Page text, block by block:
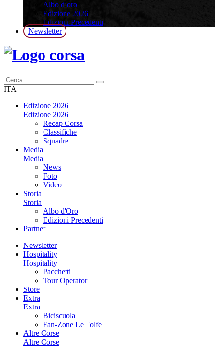
Albo d’oro
Edizione 2026
Edizioni Precedenti
Newsletter
ITA
Edizione 2026
Edizione 2026
Recap Corsa
Classifiche
Squadre
Media
Media
News
Foto
Video
Storia
Storia
Albo d'Oro
Edizioni Precedenti
Partner
Newsletter
Hospitality
Hospitality
Pacchetti
Tour Operator
Store
Extra
Extra
Biciscuola
Fan-Zone Le Tolfe
Altre Corse
Altre Corse